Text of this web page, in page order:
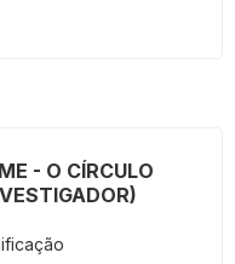
- O CÍRCULO